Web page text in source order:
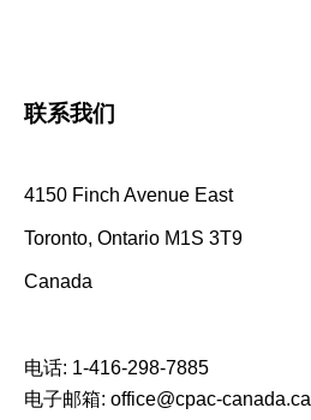
联系我们
4150 Finch Avenue East
Toronto, Ontario M1S 3T9
Canada
电话: 1-416-298-7885
电子邮箱: office@cpac-canada.ca